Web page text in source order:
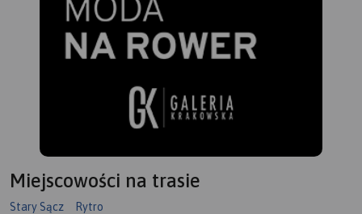
Miejscowości na trasie
Stary Sącz Rytro